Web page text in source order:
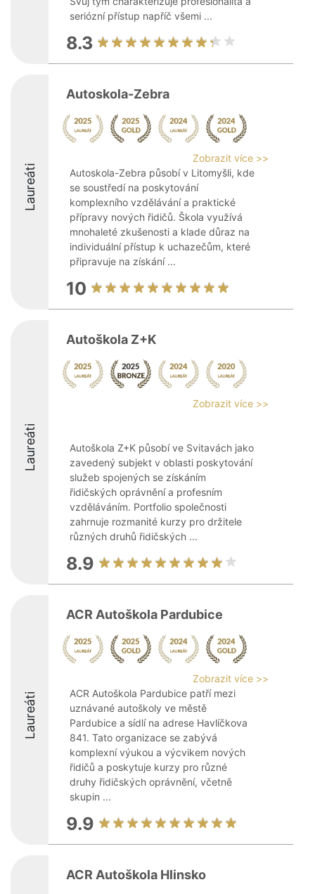
seriózní přístup napříč všemi ...
8.3
Laureáti
Autoskola-Zebra
Zobrazit více >>
Autoskola-Zebra působí v Litomyšli, kde
se soustředí na poskytování
komplexního vzdělávání a praktické
přípravy nových řidičů. Škola využívá
mnohaleté zkušenosti a klade důraz na
individuální přístup k uchazečům, které
připravuje na získání ...
10
Laureáti
Autoškola Z+K
Zobrazit více >>
Autoškola Z+K působí ve Svitavách jako
zavedený subjekt v oblasti poskytování
služeb spojených se získáním
řidičských oprávnění a profesním
vzděláváním. Portfolio společnosti
zahrnuje rozmanité kurzy pro držitele
různých druhů řidičských ...
8.9
Laureáti
ACR Autoškola Pardubice
Zobrazit více >>
ACR Autoškola Pardubice patří mezi
uznávané autoškoly ve městě
Pardubice a sídlí na adrese Havlíčkova
841. Tato organizace se zabývá
komplexní výukou a výcvikem nových
řidičů a poskytuje kurzy pro různé
druhy řidičských oprávnění, včetně
skupin ...
9.9
ACR Autoškola Hlinsko